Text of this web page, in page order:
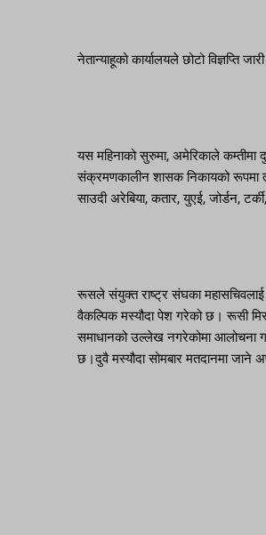
नेतान्याहूको कार्यालयले छोटो विज्ञप्ति
यस महिनाको सुरुमा, अमेरिकाले कम्तीमा
संक्रमणकालीन शासक निकायको रूपमा
साउदी अरेबिया, कतार, युएई, जोर्डन,
रूसले संयुक्त राष्ट्र संघका महासचिवलाई
वैकल्पिक मस्यौदा पेश गरेको छ। रूसी
समाधानको उल्लेख नगरेकोमा आलोचना
छ।दुवै मस्यौदा सोमबार मतदानमा जाने